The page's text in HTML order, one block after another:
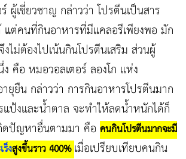
ผู้เชี่ยวชาญ กล่าวว่า โปรตีนเป็นสาร
แต่คนที่กินอาหารที่มีแคลอรีเพียงพอ มัก
ไม่ต้องไปเน้นกินโปรตีนเสริม ส่วนผู้
คือ หมอวอลเตอร์ ลองโก แห่ง
ยุยืน กล่าวว่า การกินอาหารโปรตีนมาก
ป้งและน้ำตาล จะทำให้ลดน้ำหนักได้ก็
ดปัญหาอื่นตามมา คือ คนกินโปรตีนมากจะมี
ร็งสูงขึ้นราว 400%เมื่อเปรียบเทียบคนกิน